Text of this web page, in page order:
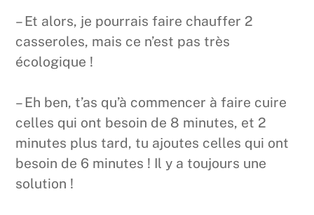
– Et alors, je pourrais faire chauffer 2
casseroles, mais ce n’est pas très
écologique !
– Eh ben, t’as qu’à commencer à faire cuire
celles qui ont besoin de 8 minutes, et 2
minutes plus tard, tu ajoutes celles qui ont
besoin de 6 minutes ! Il y a toujours une
solution !